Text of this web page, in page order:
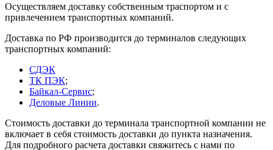
Осуществляем доставку собственным траспортом и с
привлечением транспортных компаний.
Доставка по РФ производится до терминалов следующих
транспортных компаний:
СДЭК
ТК ПЭК;
Байкал-Сервис;
Деловые Линии.
Стоимость доставки до терминала транспортной компании не
включает в себя стоимость доставки до пункта назначения.
Для подробного расчета доставки свяжитесь с нами по